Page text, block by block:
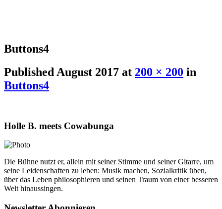
Buttons4
Published August 2017 at 200 × 200 in
Buttons4
Holle B. meets Cowabunga
Die Bühne nutzt er, allein mit seiner Stimme und seiner Gitarre, um
seine Leidenschaften zu leben: Musik machen, Sozialkritik üben,
über das Leben philosophieren und seinen Traum von einer besseren
Welt hinaussingen.